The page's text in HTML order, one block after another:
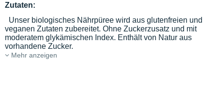
Zutaten:
Unser biologisches Nährpüree wird aus glutenfreien und
veganen Zutaten zubereitet. Ohne Zuckerzusatz und mit
moderatem glykämischen Index. Enthält von Natur aus
vorhandene Zucker.
Mehr anzeigen